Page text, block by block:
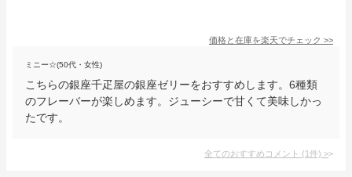
価格と在庫を楽天でチェック >>
ミニー☆(50代・女性)
こちらの銀座千疋屋の銀座ゼリーをおすすめします。6種類
のフレーバーが楽しめます。ジューシーで甘くて美味しかっ
たです。
全てのおすすめコメント (1件) >